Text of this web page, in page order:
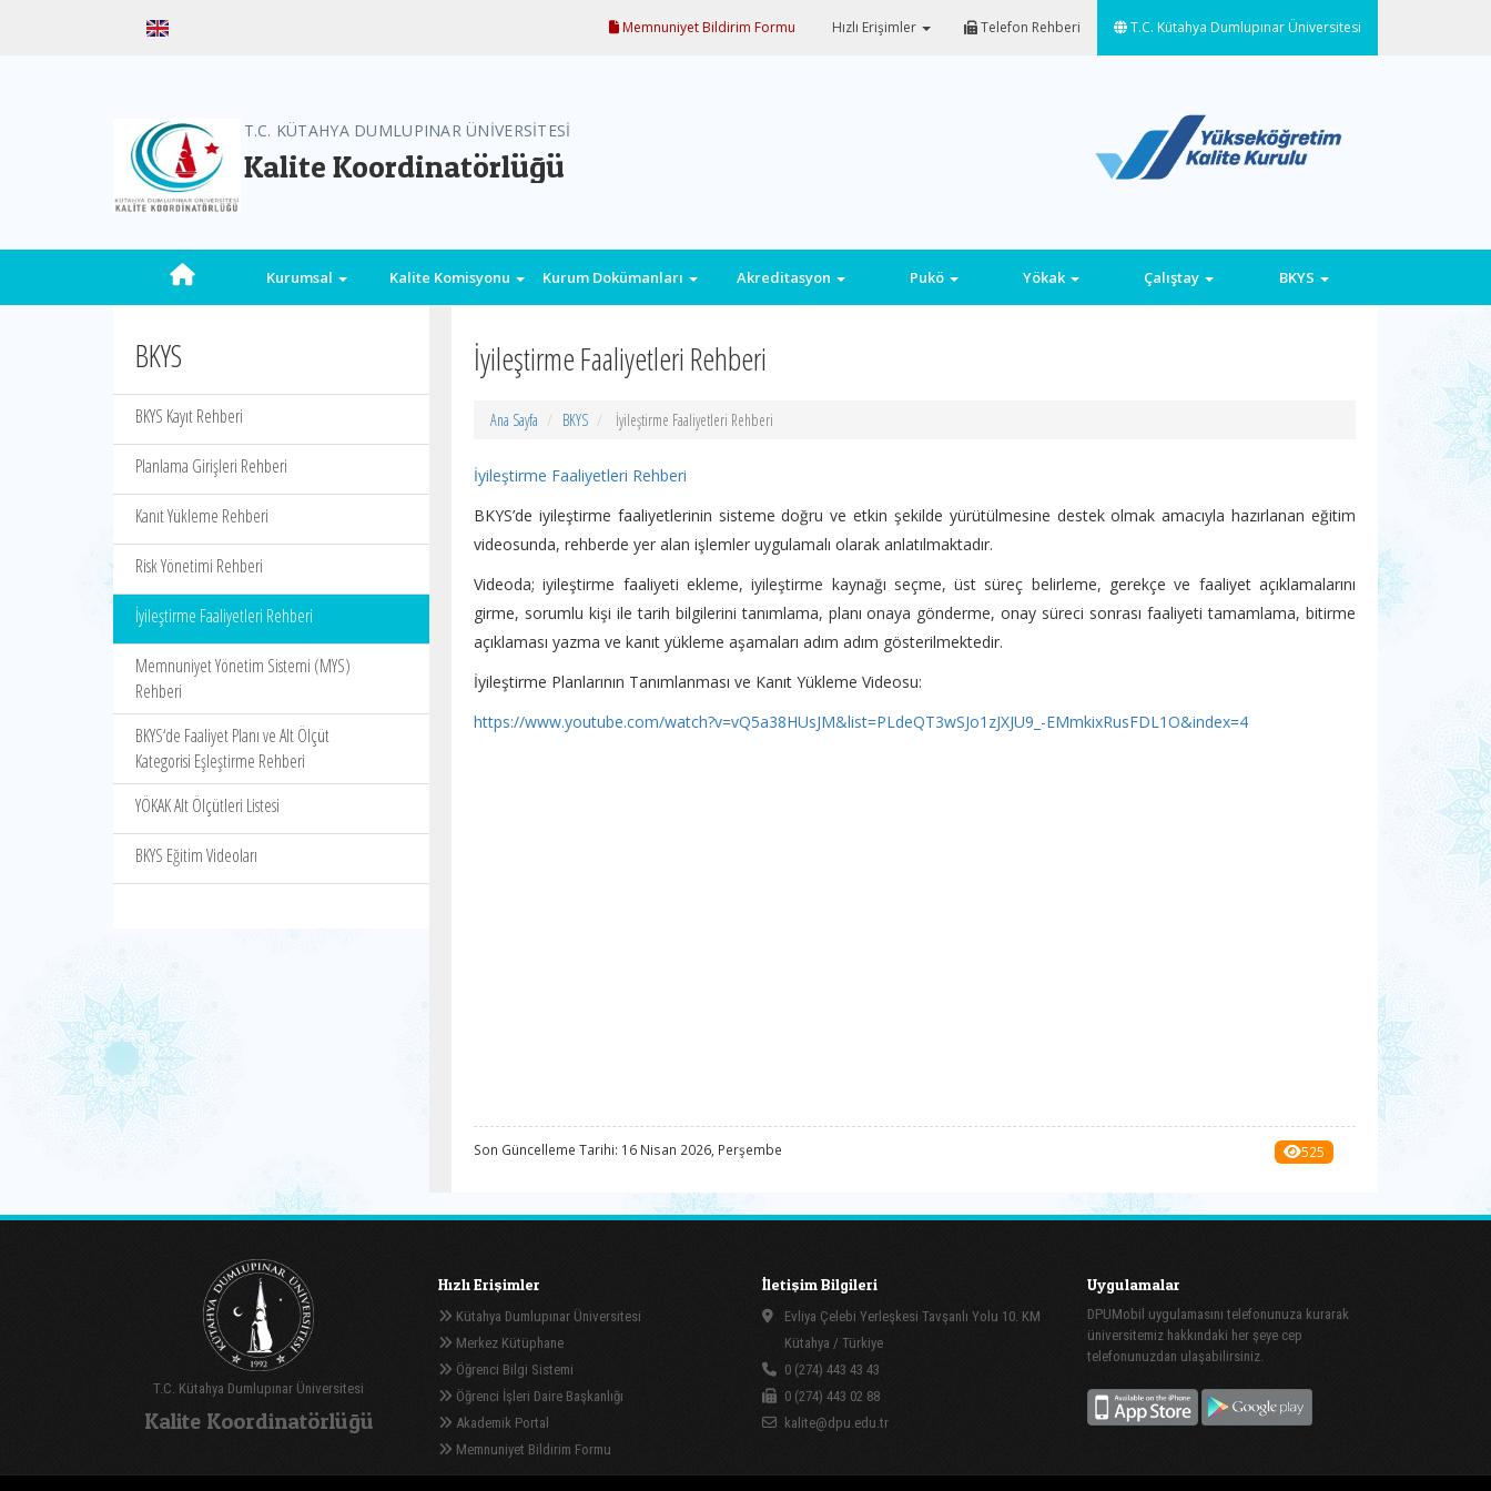
Memnuniyet Bildirim Formu Hızlı Erişimler Telefon Rehberi T.C. Kütahya Dumlupınar Üniversitesi
T.C. KÜTAHYA DUMLUPINAR ÜNİVERSİTESİ
Kalite Koordinatörlüğü
Kurumsal Kalite Komisyonu Kurum Dokümanları Akreditasyon Pukö Yökak Çalıştay BKYS
BKYS
BKYS Kayıt Rehberi
Planlama Girişleri Rehberi
Kanıt Yükleme Rehberi
Risk Yönetimi Rehberi
İyileştirme Faaliyetleri Rehberi
Memnuniyet Yönetim Sistemi (MYS)
Rehberi
BKYS‘de Faaliyet Planı ve Alt Ölçüt
Kategorisi Eşleştirme Rehberi
YÖKAK Alt Ölçütleri Listesi
BKYS Eğitim Videoları
İyileştirme Faaliyetleri Rehberi
Ana Sayfa BKYS İyileştirme Faaliyetleri Rehberi
İyileştirme Faaliyetleri Rehberi
BKYS’de iyileştirme faaliyetlerinin sisteme doğru ve etkin şekilde yürütülmesine destek olmak amacıyla hazırlanan eğitim
videosunda, rehberde yer alan işlemler uygulamalı olarak anlatılmaktadır.
Videoda; iyileştirme faaliyeti ekleme, iyileştirme kaynağı seçme, üst süreç belirleme, gerekçe ve faaliyet açıklamalarını
girme, sorumlu kişi ile tarih bilgilerini tanımlama, planı onaya gönderme, onay süreci sonrası faaliyeti tamamlama, bitirme
açıklaması yazma ve kanıt yükleme aşamaları adım adım gösterilmektedir.
İyileştirme Planlarının Tanımlanması ve Kanıt Yükleme Videosu:
https://www.youtube.com/watch?v=vQ5a38HUsJM&list=PLdeQT3wSJo1zJXJU9_-EMmkixRusFDL1O&index=4
Son Güncelleme Tarihi: 16 Nisan 2026, Perşembe 525
T.C. Kütahya Dumlupınar Üniversitesi
Kalite Koordinatörlüğü
Hızlı Erişimler
Kütahya Dumlupınar Üniversitesi
Merkez Kütüphane
Öğrenci Bilgi Sistemi
Öğrenci İşleri Daire Başkanlığı
Akademik Portal
Memnuniyet Bildirim Formu
İletişim Bilgileri
Evliya Çelebi Yerleşkesi Tavşanlı Yolu 10. KM
Kütahya / Türkiye
0 (274) 443 43 43
0 (274) 443 02 88
kalite@dpu.edu.tr
Uygulamalar
DPUMobil uygulamasını telefonunuza kurarak
üniversitemiz hakkındaki her şeye cep
telefonunuzdan ulaşabilirsiniz.